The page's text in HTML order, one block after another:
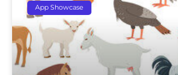
App Showcase